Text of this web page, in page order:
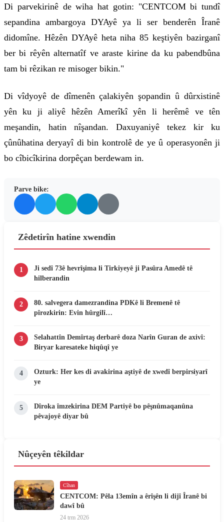
Di parvekirinê de wiha hat gotin: "CENTCOM bi tundî
sepandina ambargoya DYAyê ya li ser benderên Îranê
didomîne. Hêzên DYAyê heta niha 85 keştiyên bazirganî
ber bi rêyên alternatîf ve araste kirine da ku pabendbûna
tam bi rêzikan re misoger bikin."
Di vîdyoyê de dîmenên çalakiyên şopandin û dûrxistinê
yên ku ji aliyê hêzên Amerîkî yên li herêmê ve tên
meşandin, hatin nîşandan. Daxuyaniyê tekez kir ku
çûnûhatina deryayî di bin kontrolê de ye û operasyonên ji
bo cîbicîkirina dorpêçan berdewam in.
Parve bike:
Zêdetirîn hatine xwendin
1
Ji sedî 73ê hevrîşima li Tirkiyeyê ji Pasûra Amedê tê
hilberandin
2
80. salvegera damezrandina PDKê li Bremenê tê
pîrozkirin: Evin hûrgilî…
3
Selahattîn Demîrtaş derbarê doza Narîn Guran de axivî:
Biryar karesateke hiqûqî ye
4
Ozturk: Her kes di avakirina aştiyê de xwedî berpirsiyarî
ye
5
Dîroka îmzekirina DEM Partiyê bo pêşnûmaqanûna
pêvajoyê diyar bû
Nûçeyên têkildar
Cîhan
CENTCOM: Pêla 13emîn a êrîşên li dijî Îranê bi
dawî bû
24 trm 2026